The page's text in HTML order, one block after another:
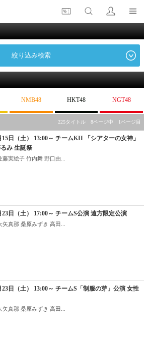
絞り込み検索
NMB48 HKT48 NGT48
225タイトル 8ページ中 1ページ目
15日（土） 13:00～ チームKII 「シアターの女神」
み 生誕祭
藤実絵子 竹内舞 野口由...
23日（土） 17:00～ チームS公演 遠方限定公演
矢真那 桑原みずき 高田...
23日（土） 13:00～ チームS「制服の芽」公演 女性
矢真那 桑原みずき 高田...